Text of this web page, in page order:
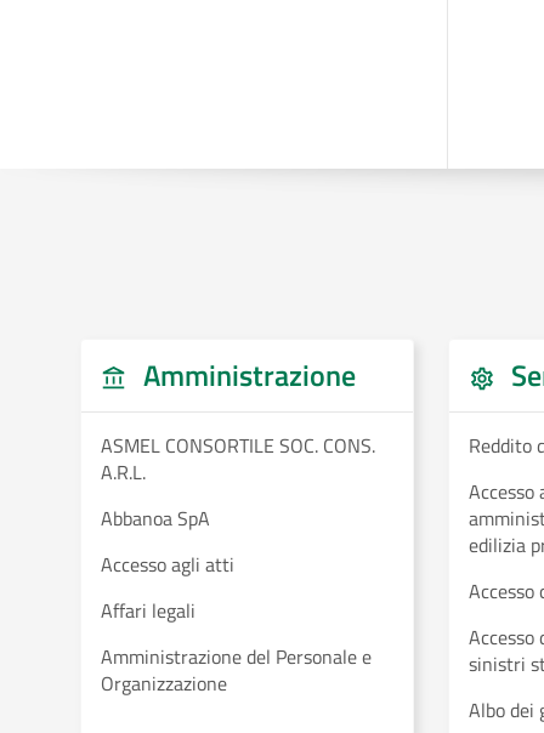
Amministrazione
ASMEL CONSORTILE SOC. CONS.
A.R.L.
Abbanoa SpA
Accesso agli atti
Affari legali
Amministrazione del Personale e
Organizzazione
Reddito
edilizia
Accesso
Accesso
sinistri
Albo dei